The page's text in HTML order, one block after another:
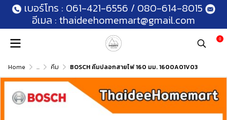
เบอร์โทร : 061-421-6556 / 080-614-8015
อีเมล : thaideehomemart@gmail.com
0
Home ... คีม BOSCH คีมปลอกสายไฟ 160 มม. 1600A01V03